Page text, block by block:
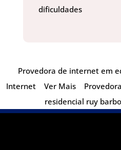
dificuldades
Provedora de internet em
Internet
Ver Mais
residencial ruy